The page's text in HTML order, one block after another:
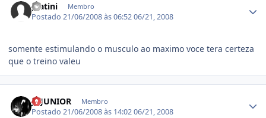
platini Membro
Postado21/06/2008 às 06:5206/21, 2008
somente estimulando o musculo ao maximo voce tera certeza
que o treino valeu
JJ-JUNIOR Membro
Postado21/06/2008 às 14:0206/21, 2008